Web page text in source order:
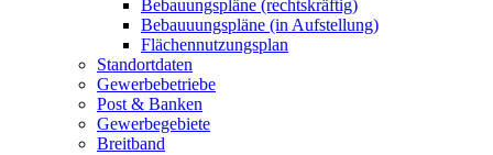
Bebauungspläne (rechtskräftig)
Bebauuungspläne (in Aufstellung)
Flächennutzungsplan
Standortdaten
Gewerbebetriebe
Post & Banken
Gewerbegebiete
Breitband